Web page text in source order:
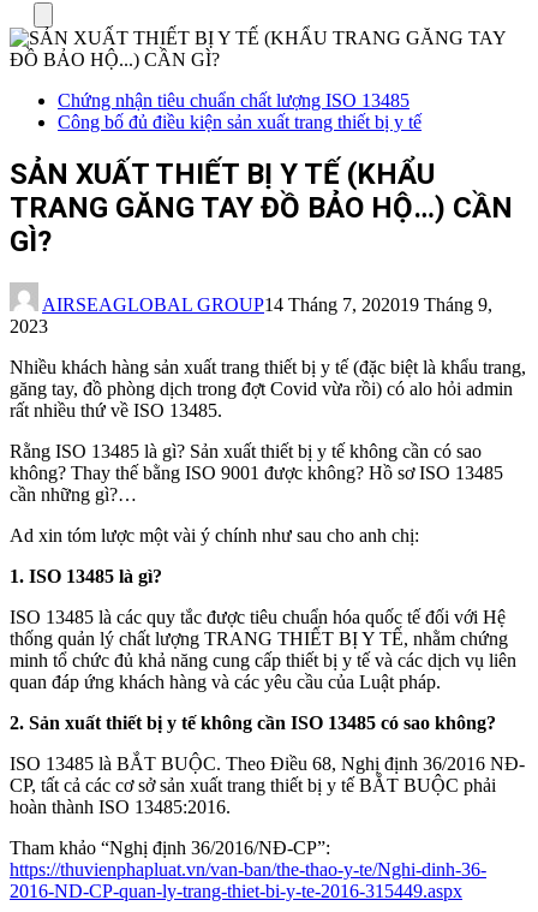
Chứng nhận tiêu chuẩn chất lượng ISO 13485
Công bố đủ điều kiện sản xuất trang thiết bị y tế
SẢN XUẤT THIẾT BỊ Y TẾ (KHẨU
TRANG GĂNG TAY ĐỒ BẢO HỘ…) CẦN
GÌ?
AIRSEAGLOBAL GROUP14 Tháng 7, 202019 Tháng 9,
2023
Nhiều khách hàng sản xuất trang thiết bị y tế (đặc biệt là khẩu trang,
găng tay, đồ phòng dịch trong đợt Covid vừa rồi) có alo hỏi admin
rất nhiều thứ về ISO 13485.
Rằng ISO 13485 là gì? Sản xuất thiết bị y tế không cần có sao
không? Thay thế bằng ISO 9001 được không? Hồ sơ ISO 13485
cần những gì?…
Ad xin tóm lược một vài ý chính như sau cho anh chị:
1. ISO 13485 là gì?
ISO 13485 là các quy tắc được tiêu chuẩn hóa quốc tế đối với Hệ
thống quản lý chất lượng TRANG THIẾT BỊ Y TẾ, nhằm chứng
minh tổ chức đủ khả năng cung cấp thiết bị y tế và các dịch vụ liên
quan đáp ứng khách hàng và các yêu cầu của Luật pháp.
2. Sản xuất thiết bị y tế không cần ISO 13485 có sao không?
ISO 13485 là BẮT BUỘC. Theo Điều 68, Nghị định 36/2016 NĐ-
CP, tất cả các cơ sở sản xuất trang thiết bị y tế BẮT BUỘC phải
hoàn thành ISO 13485:2016.
Tham khảo “Nghị định 36/2016/NĐ-CP”:
https://thuvienphapluat.vn/van-ban/the-thao-y-te/Nghi-dinh-36-
2016-ND-CP-quan-ly-trang-thiet-bi-y-te-2016-315449.aspx